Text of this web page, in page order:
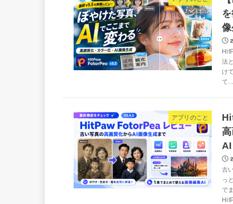
法
け
て...
アプリのこと
AI
古
っ
で